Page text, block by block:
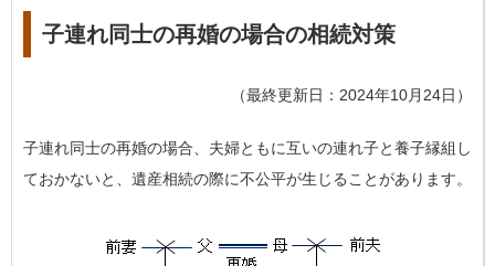
子連れ同士の再婚の場合の相続対策
（最終更新日：2024年10月24日）
子連れ同士の再婚の場合、夫婦ともに互いの連れ子と養子縁組し
ておかないと、遺産相続の際に不公平が生じることがあります。